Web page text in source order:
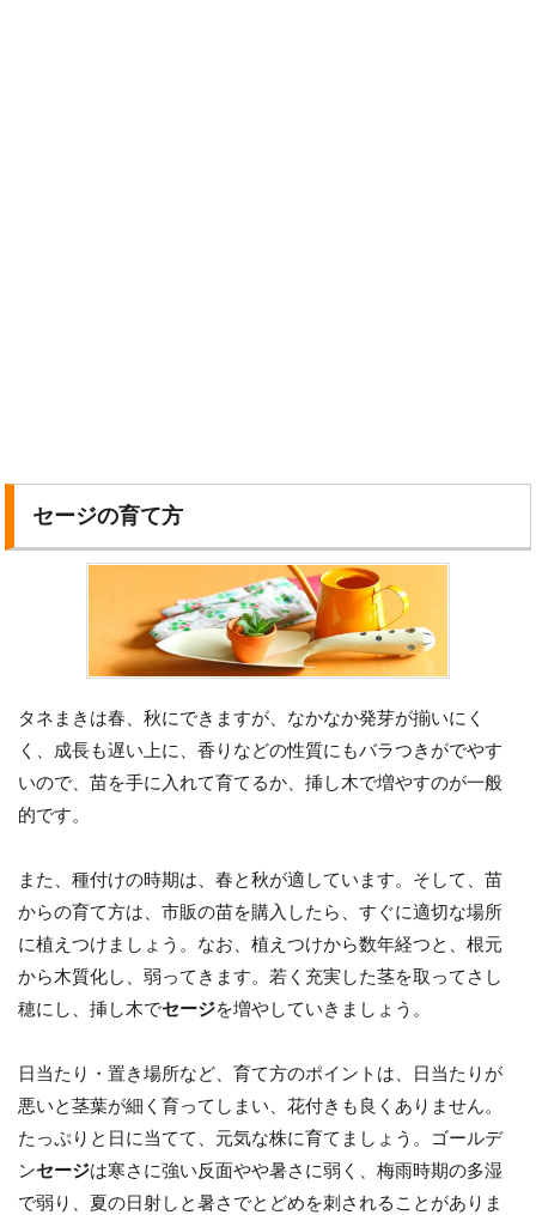
セージの育て方
タネまきは春、秋にできますが、なかなか発芽が揃いにく
く、成長も遅い上に、香りなどの性質にもバラつきがでやす
いので、苗を手に入れて育てるか、挿し木で増やすのが一般
的です。
また、種付けの時期は、春と秋が適しています。そして、苗
からの育て方は、市販の苗を購入したら、すぐに適切な場所
に植えつけましょう。なお、植えつけから数年経つと、根元
から木質化し、弱ってきます。若く充実した茎を取ってさし
穂にし、挿し木でセージを増やしていきましょう。
日当たり・置き場所など、育て方のポイントは、日当たりが
悪いと茎葉が細く育ってしまい、花付きも良くありません。
たっぷりと日に当てて、元気な株に育てましょう。ゴールデ
ンセージは寒さに強い反面やや暑さに弱く、梅雨時期の多湿
で弱り、夏の日射しと暑さでとどめを刺されることがありま